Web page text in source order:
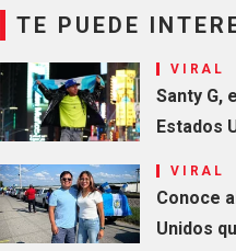
TE PUEDE
VIRAL
Santy G,
Estados
VIRAL
Conoce
Unidos